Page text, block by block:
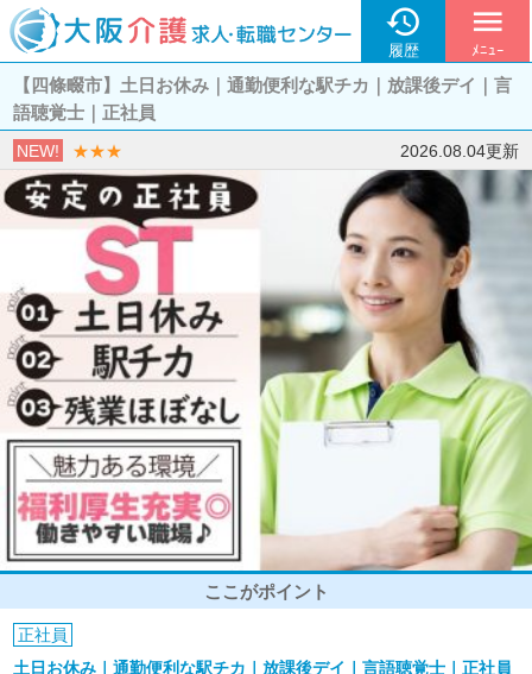

履歴
menu
ﾒﾆｭｰ
【四條畷市】土日お休み｜通勤便利な駅チカ｜放課後デイ｜言
語聴覚士｜正社員
NEW! ★★★ 2026.08.04更新
ここがポイント
正社員
土日お休み｜通勤便利な駅チカ｜放課後デイ｜言語聴覚士｜正社員